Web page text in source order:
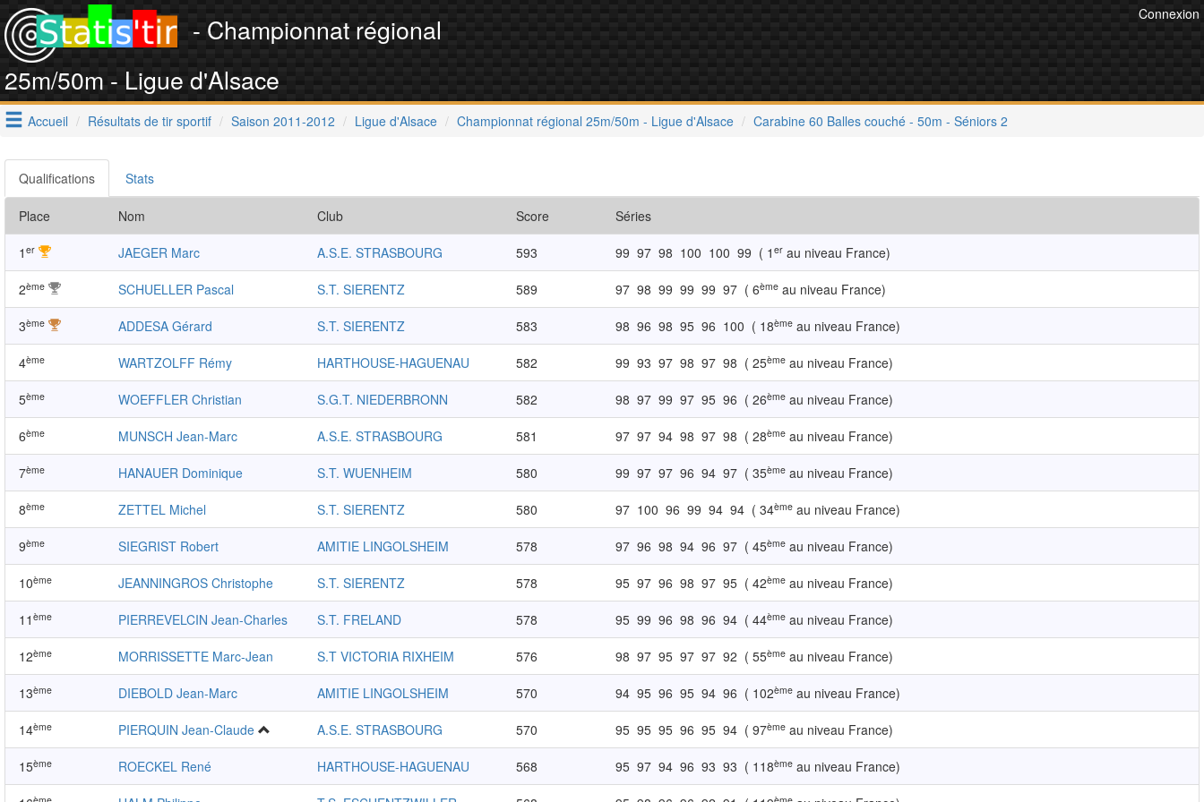
Connexion
- Championnat régional
25m/50m - Ligue d'Alsace
Accueil Résultats de tir sportif Saison 2011-2012 Ligue d'Alsace Championnat régional 25m/50m - Ligue d'Alsace Carabine 60 Balles couché - 50m - Séniors 2
Qualifications Stats
Place Nom Club Score Séries
1 er JAEGER Marc A.S.E. STRASBOURG 593 99 97 98 100 100 99 ( 1 er au niveau France)
2ème SCHUELLER Pascal S.T. SIERENTZ 589 97 98 99 99 99 97 ( 6ème au niveau France)
3ème ADDESA Gérard S.T. SIERENTZ 583 98 96 98 95 96 100 ( 18ème au niveau France)
4ème WARTZOLFF Rémy HARTHOUSE-HAGUENAU 582 99 93 97 98 97 98 ( 25ème au niveau France)
5ème WOEFFLER Christian S.G.T. NIEDERBRONN 582 98 97 99 97 95 96 ( 26ème au niveau France)
6ème MUNSCH Jean-Marc A.S.E. STRASBOURG 581 97 97 94 98 97 98 ( 28ème au niveau France)
7ème HANAUER Dominique S.T. WUENHEIM 580 99 97 97 96 94 97 ( 35ème au niveau France)
8ème ZETTEL Michel S.T. SIERENTZ 580 97 100 96 99 94 94 ( 34ème au niveau France)
9ème SIEGRIST Robert AMITIE LINGOLSHEIM 578 97 96 98 94 96 97 ( 45ème au niveau France)
10ème JEANNINGROS Christophe S.T. SIERENTZ 578 95 97 96 98 97 95 ( 42ème au niveau France)
11 ème PIERREVELCIN Jean-Charles S.T. FRELAND 578 95 99 96 98 96 94 ( 44ème au niveau France)
12ème MORRISSETTE Marc-Jean S.T VICTORIA RIXHEIM 576 98 97 95 97 97 92 ( 55ème au niveau France)
13ème DIEBOLD Jean-Marc AMITIE LINGOLSHEIM 570 94 95 96 95 94 96 ( 102ème au niveau France)
14ème PIERQUIN Jean-Claude A.S.E. STRASBOURG 570 95 95 95 96 95 94 ( 97ème au niveau France)
15ème ROECKEL René HARTHOUSE-HAGUENAU 568 95 97 94 96 93 93 ( 118ème au niveau France)